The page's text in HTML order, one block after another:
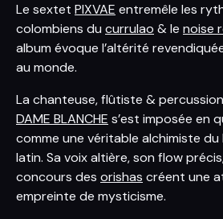
Le sextet PIXVAE entremêle les
colombiens du currulao & le noise
album évoque l’altérité
au monde.
La chanteuse, flûtiste &
DAME BLANCHE s’est imposée en
comme une véritable alchimiste
latin. Sa voix altière, son flow
concours des orishas créent une
empreinte de mysticisme.